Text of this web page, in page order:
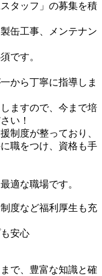
タッフ」の募集を積
缶工事、メンテナン
です。
から丁寧に指導しま
ますので、今まで培
い！
制度が整っており、
職をつけ、資格も手
適な職場です。
度など福利厚生も充
安心
で、豊富な知識と確